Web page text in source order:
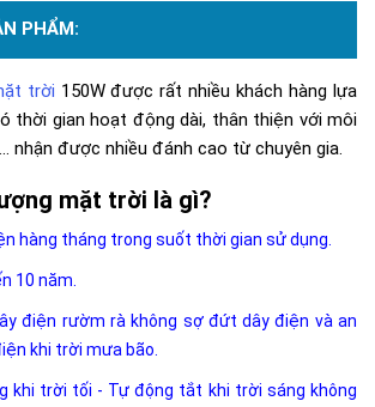
PHẨM:
trời 150W được rất nhiều khách hàng lựa
thời gian hoạt động dài, thân thiện với môi
nhận được nhiều đánh cao từ chuyên gia.
mặt trời là gì?
hàng tháng trong suốt thời gian sử dụng.
10 năm.
điện rườm rà không sợ đứt dây điện và an
khi trời mưa bão.
khi trời tối - Tự động tắt khi trời sáng không